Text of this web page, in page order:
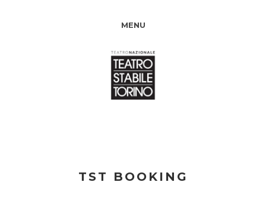
MENU
TST BOOKING